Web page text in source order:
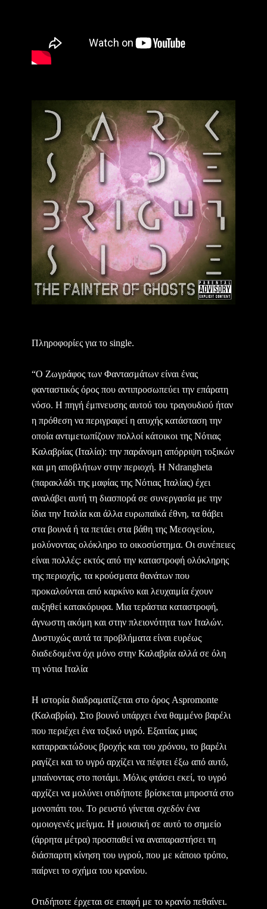
Πληροφορίες για το single.
“Ο Ζωγράφος των Φαντασμάτων είναι ένας
φανταστικός όρος που αντιπροσωπεύει την επάρατη
νόσο. Η πηγή έμπνευσης αυτού του τραγουδιού ήταν
η πρόθεση να περιγραφεί η ατυχής κατάσταση την
οποία αντιμετωπίζουν πολλοί κάτοικοι της Νότιας
Καλαβρίας (Ιταλία): την παράνομη απόρριψη τοξικών
και μη αποβλήτων στην περιοχή. Η Ndrangheta
(παρακλάδι της μαφίας της Νότιας Ιταλίας) έχει
αναλάβει αυτή τη διασπορά σε συνεργασία με την
ίδια την Ιταλία και άλλα ευρωπαϊκά έθνη, τα θάβει
στα βουνά ή τα πετάει στα βάθη της Μεσογείου,
μολύνοντας ολόκληρο το οικοσύστημα. Οι συνέπειες
είναι πολλές: εκτός από την καταστροφή ολόκληρης
της περιοχής, τα κρούσματα θανάτων που
προκαλούνται από καρκίνο και λευχαιμία έχουν
αυξηθεί κατακόρυφα. Μια τεράστια καταστροφή,
άγνωστη ακόμη και στην πλειονότητα των Ιταλών.
Δυστυχώς αυτά τα προβλήματα είναι ευρέως
διαδεδομένα όχι μόνο στην Καλαβρία αλλά σε όλη
τη νότια Ιταλία
Η ιστορία διαδραματίζεται στο όρος Aspromonte
(Καλαβρία). Στο βουνό υπάρχει ένα θαμμένο βαρέλι
που περιέχει ένα τοξικό υγρό. Εξαιτίας μιας
καταρρακτώδους βροχής και του χρόνου, το βαρέλι
ραγίζει και το υγρό αρχίζει να πέφτει έξω από αυτό,
μπαίνοντας στο ποτάμι. Μόλις φτάσει εκεί, το υγρό
αρχίζει να μολύνει οτιδήποτε βρίσκεται μπροστά στο
μονοπάτι του. Το ρευστό γίνεται σχεδόν ένα
ομοιογενές μείγμα. Η μουσική σε αυτό το σημείο
(άρρητα μέτρα) προσπαθεί να αναπαραστήσει τη
διάσπαρτη κίνηση του υγρού, που με κάποιο τρόπο,
παίρνει το σχήμα του κρανίου.
Οτιδήποτε έρχεται σε επαφή με το κρανίο πεθαίνει.